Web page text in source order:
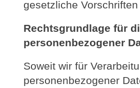
gesetzliche
Rechtsgrundlage für
personenbezogener
Soweit wir für
personenbezogener